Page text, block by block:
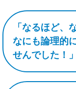
「なるほど、
なにも論理的
せんでした！」